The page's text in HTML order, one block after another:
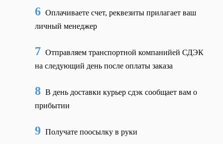
6 Оплачиваете счет, реквезиты прилагает ваш
личный менеджер
7 Отправляем транспортной компанийей СДЭК
на следующий день после оплаты заказа
8 В день доставки курьер сдэк сообщает вам о
прибытии
9 Получате поосылку в руки